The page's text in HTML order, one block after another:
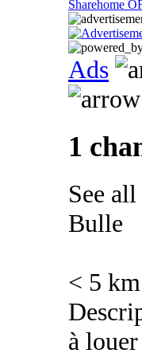
Sharehome
Ads
1
See
Bulle
< 5
à